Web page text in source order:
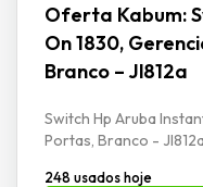
Oferta Kabum:
On 1830,
Branco – Jl812a
Switch Hp Aruba
Portas, Branco - Jl812a
248 usados hoje